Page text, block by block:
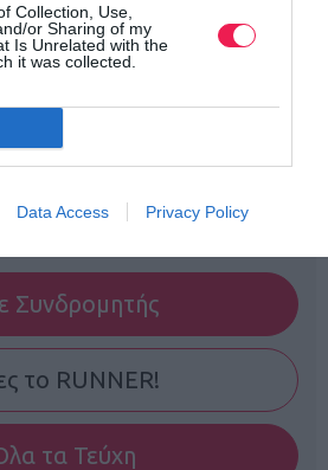
Collection, Use,
or Sharing of my
Is Unrelated with the
it was collected.
Data Access Privacy Policy
Συνδρομητής
το RUNNER!
τα Τεύχη